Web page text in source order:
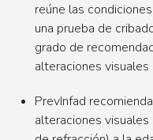
reúne las
una prueba de
grado de
alteraciones
PrevInfad
alteraciones